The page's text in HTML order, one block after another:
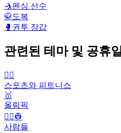
🤺 펜싱 선수
🥋 도복
🥊 권투 장갑
관련된 테마 및 공휴일
🤾‍♀️
스포츠와 피트니스
🥇
올림픽
👨‍✈️👷
사람들